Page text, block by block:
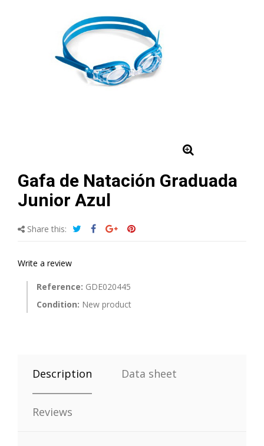
Gafa de Natación Graduada
Junior Azul
Share this:
Write a review
Reference: GDE020445
Condition: New product
Description Data sheet
Reviews